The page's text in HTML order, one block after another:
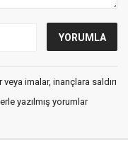
imalar, inançlara saldırı
yazılmış yorumlar